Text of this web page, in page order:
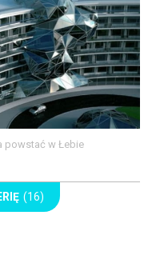
powstać w Łebie
(16)